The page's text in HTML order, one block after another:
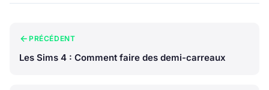
PRÉCÉDENT
Les Sims 4 : Comment faire des demi-carreaux